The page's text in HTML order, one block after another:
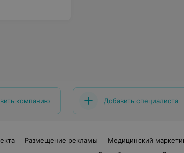
компанию Добавить специалиста
Размещение рекламы
Медицинский